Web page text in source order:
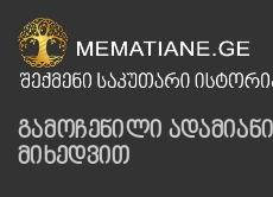
გამოჩენილი
მიხედვით